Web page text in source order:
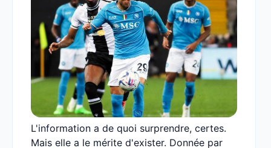
L'information a de quoi surprendre, certes.
Mais elle a le mérite d'exister. Donnée par